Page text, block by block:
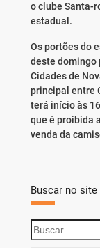
o clube Santa-
estadual.
Os portões do
deste domingo
Cidades de
principal entre
terá início às
que é proibida
venda da
Buscar no site
S
e